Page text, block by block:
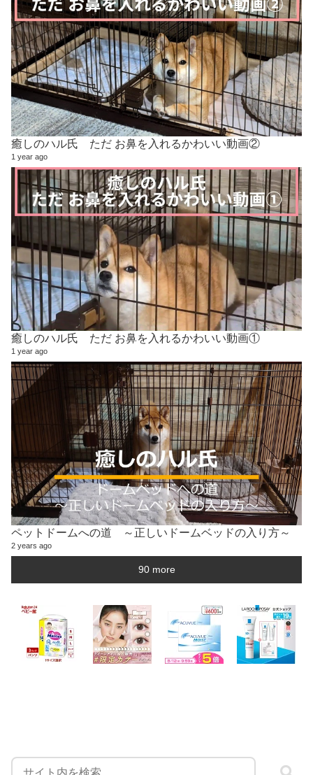
癒しのハル氏 ただ お鼻を入れるかわいい動画②
1 year ago
癒しのハル氏 ただ お鼻を入れるかわいい動画①
1 year ago
ペットドームへの道 ～正しいドームベッドの入り方～
2 years ago
90 more